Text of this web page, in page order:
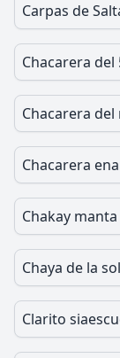
Carpas de
Chacarera del
Chacarera del
Chacarera
Chakay manta
Chaya de la
Clarito